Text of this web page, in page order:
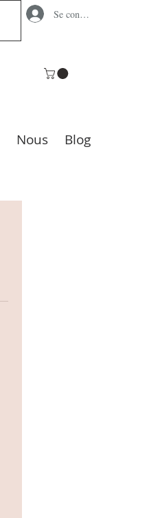
Se connecter
Nous Blog